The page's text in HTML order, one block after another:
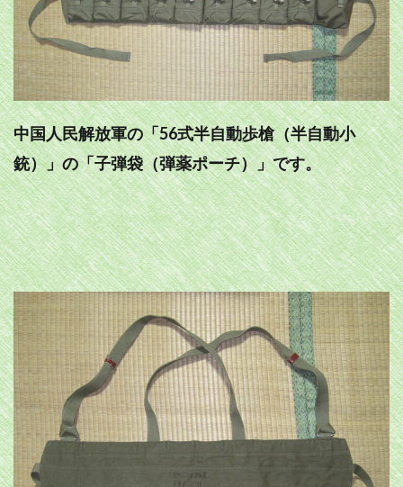
中国人民解放軍の「56式半自動歩槍（半自動小
銃）」の「子弾袋（弾薬ポーチ）」です。